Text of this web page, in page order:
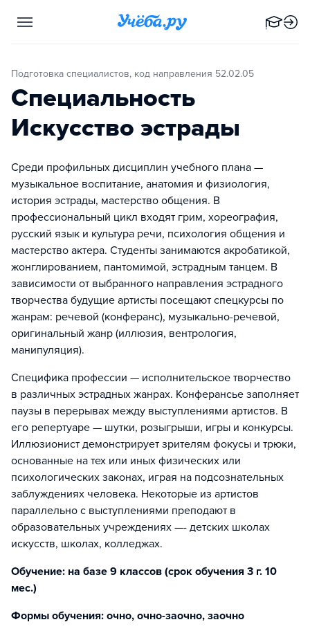
Подготовка специалистов, код направления 52.02.05
Специальность
Искусство эстрады
Среди профильных дисциплин учебного плана —
музыкальное воспитание, анатомия и физиология,
история эстрады, мастерство общения. В
профессиональный цикл входят грим, хореография,
русский язык и культура речи, психология общения и
мастерство актера. Студенты занимаются акробатикой,
жонглированием, пантомимой, эстрадным танцем. В
зависимости от выбранного направления эстрадного
творчества будущие артисты посещают спецкурсы по
жанрам: речевой (конферанс), музыкально-речевой,
оригинальный жанр (иллюзия, вентрология,
манипуляция).
Специфика профессии — исполнительское творчество
в различных эстрадных жанрах. Конферансье заполняет
паузы в перерывах между выступлениями артистов. В
его репертуаре — шутки, розыгрыши, игры и конкурсы.
Иллюзионист демонстрирует зрителям фокусы и трюки,
основанные на тех или иных физических или
психологических законах, играя на подсознательных
заблуждениях человека. Некоторые из артистов
параллельно с выступлениями преподают в
образовательных учреждениях —- детских школах
искусств, школах, колледжах.
Обучение: на базе 9 классов (срок обучения 3 г. 10
мес.)
Формы обучения: очно, очно-заочно, заочно